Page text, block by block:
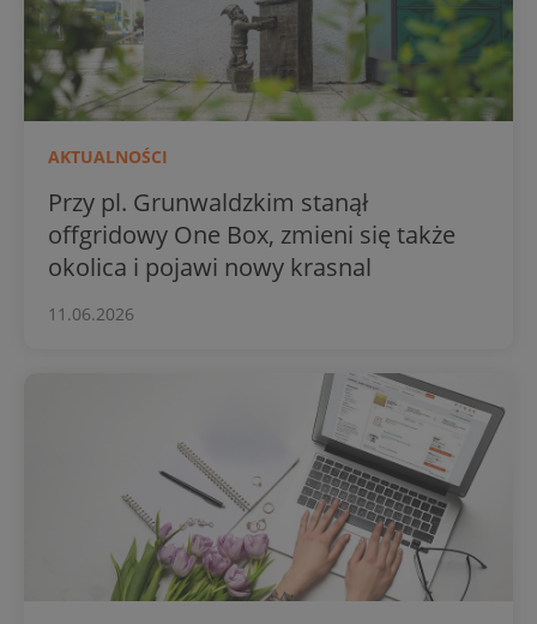
AKTUALNOŚCI
Przy pl. Grunwaldzkim stanął
offgridowy One Box, zmieni się także
okolica i pojawi nowy krasnal
11.06.2026